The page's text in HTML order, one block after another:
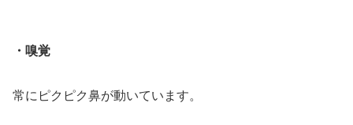
・嗅覚
常にピクピク鼻が動いています。